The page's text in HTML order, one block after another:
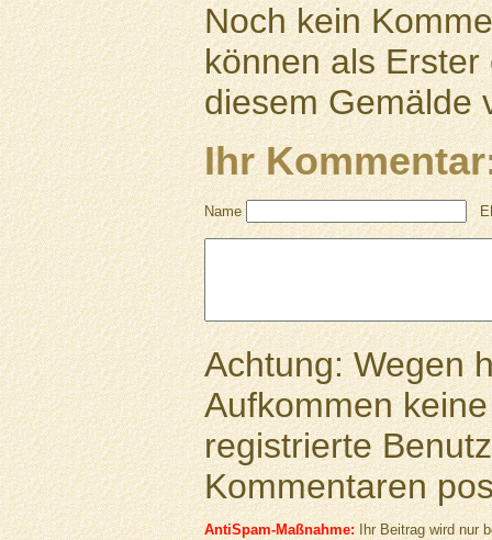
Noch kein
können als
diesem Gemälde
Ihr
Name
Achtung: Wegen
Aufkommen
registrierte
Kommentaren
AntiSpam-Maßnahme:Ihr Beitrag wird nur